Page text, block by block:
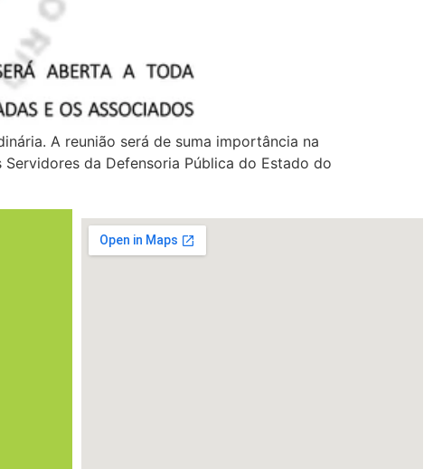
A reunião será de suma importância na
da Defensoria Pública do Estado do